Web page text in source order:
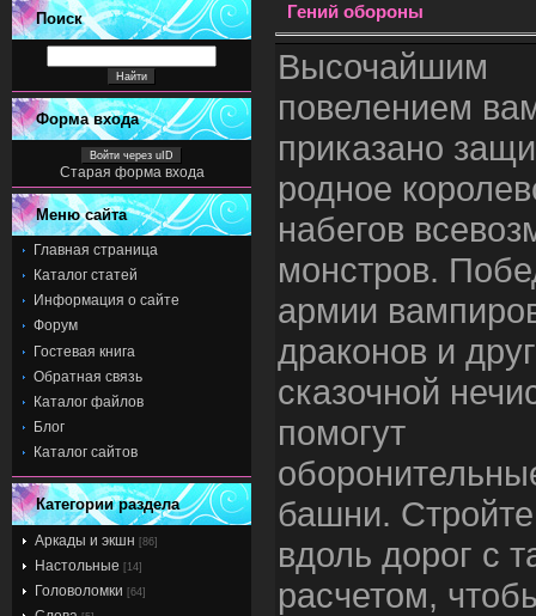
Поиск
Форма входа
Войти через uID
Старая форма входа
Меню сайта
Главная страница
Каталог статей
Информация о сайте
Форум
Гостевая книга
Обратная связь
Каталог файлов
Блог
Каталог сайтов
Категории раздела
Аркады и экшн [86]
Настольные [14]
Головоломки [64]
Гений обороны
Высочайшим
повелением
приказано
родное
набегов
монстров.
армии
драконов и
сказочной
помогут
башни.
вдоль дорог с
расчетом,